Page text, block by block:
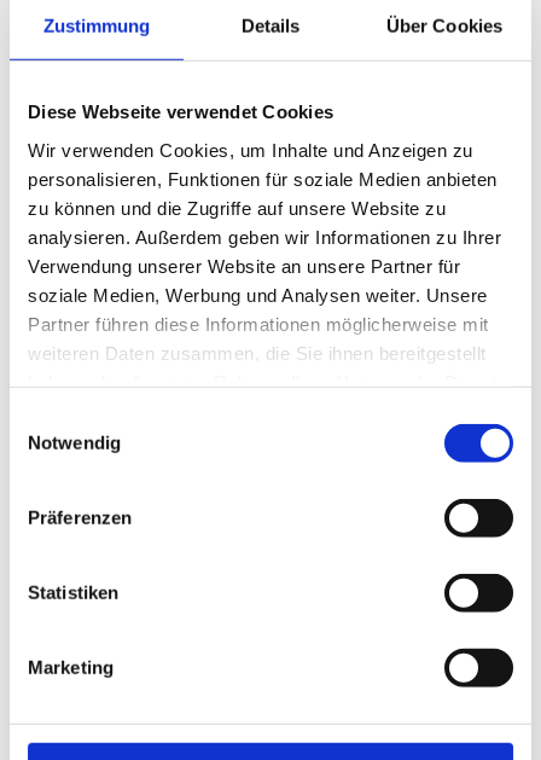
Zustimmung Details Über Cookies
Diese Webseite verwendet Cookies
Wir verwenden Cookies, um Inhalte und Anzeigen zu
personalisieren, Funktionen für soziale Medien anbieten
zu können und die Zugriffe auf unsere Website zu
analysieren. Außerdem geben wir Informationen zu Ihrer
Verwendung unserer Website an unsere Partner für
soziale Medien, Werbung und Analysen weiter. Unsere
Partner führen diese Informationen möglicherweise mit
weiteren Daten zusammen, die Sie ihnen bereitgestellt
Notwendig
Präferenzen
Statistiken
Marketing
MASSGESCHNEIDERTE MÖBEL UND E
INBAUTEN
Als erfahrene Fachleute im Umkreis von Ahrensburg wissen
wir, wie wichtig präzise Planung und Umsetzung sind. Ob
Einbauschränke in kleinen Räumen oder passgenaue
Einbauten für Ihre Küche – jede unserer Anfertigungen wird
millimetergenau auf Ihre räumlichen Gegebenheiten
abgestimmt. Unsere Möbeltischlerei & Einbauschränke —
Ahrensburg zeichnet sich durch hohe Flexibilität und
jahrelange Erfahrung aus. Klemmt ein Fenster, schleift eine
Tür, oder muss ein Stuhl neu geleimt werden? Auch für solche
Reparaturen stehen wir Ihnen gerne zur Seite. Mit unserem
geschulten Team und umfassendem Know-how begleiten wir
Sie von der persönlichen Beratung bis zur Montage und
bleiben.
Einbauten
Küchen
Türen